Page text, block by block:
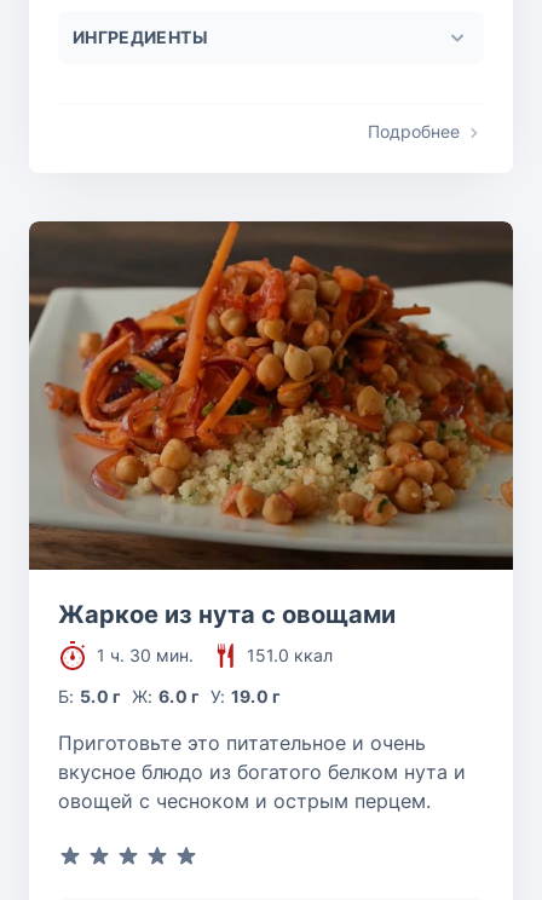
ИНГРЕДИЕНТЫ
Подробнее
Жаркое из нута с овощами
1 ч. 30 мин.
151.0 ккал
Б: 5.0 г Ж: 6.0 г У: 19.0 г
Приготовьте это питательное и очень
вкусное блюдо из богатого белком нута и
овощей с чесноком и острым перцем.